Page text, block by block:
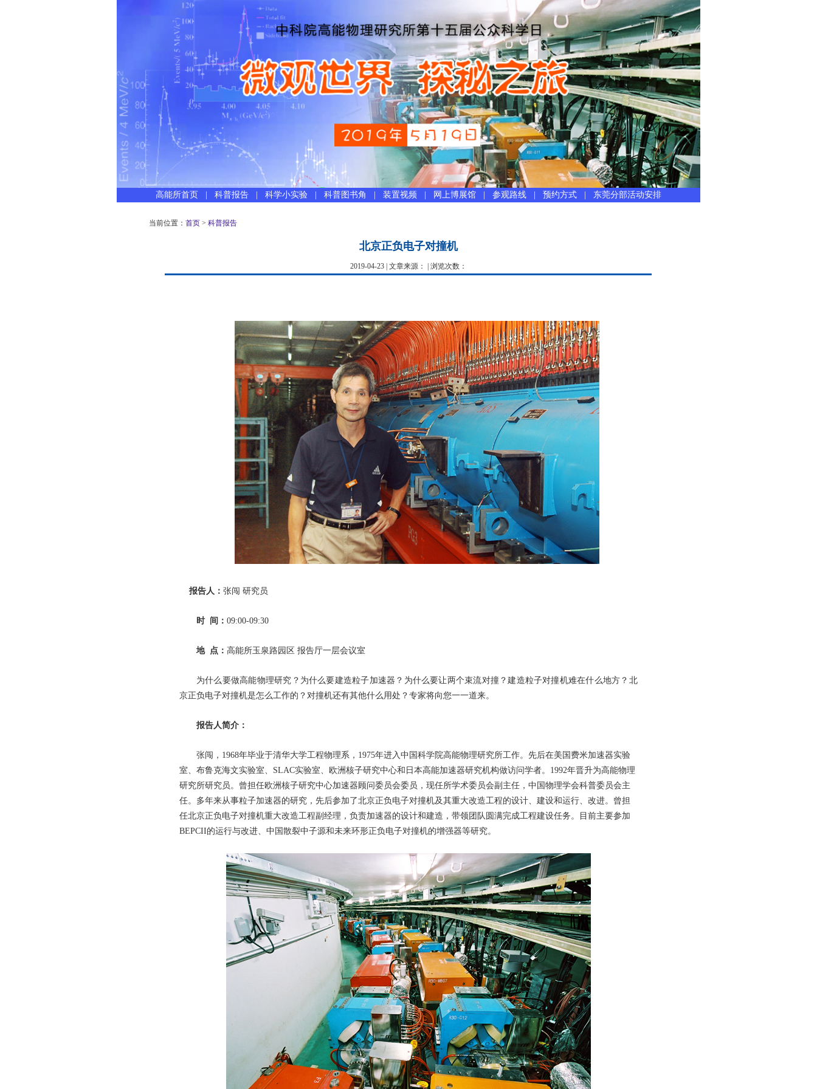
高能所首页 科普报告 科学小实验 科普图书角 装置视频 网上博展馆 参观路线 预约方式 东莞分部活动安排
当前位置： 首页 > 科普报告
北京正负电子对撞机
2019-04-23 | 文章来源： | 浏览次数：
报告人： 张闯 研究员
时 间： 09:00-09:30
地 点： 高能所玉泉路园区 报告厅一层会议室
为什么要做高能物理研究？为什么要建造粒子加速器？为什么要让两个束流对撞？建造粒子对撞机难在什么地方？北
京正负电子对撞机是怎么工作的？对撞机还有其他什么用处？专家将向您一一道来。
报告人简介：
张闯，1968年毕业于清华大学工程物理系，1975年进入中国科学院高能物理研究所工作。先后在美国费米加速器实验
室、布鲁克海文实验室、SLAC实验室、欧洲核子研究中心和日本高能加速器研究机构做访问学者。1992年晋升为高能物理
研究所研究员。曾担任欧洲核子研究中心加速器顾问委员会委员，现任所学术委员会副主任，中国物理学会科普委员会主
任。多年来从事粒子加速器的研究，先后参加了北京正负电子对撞机及其重大改造工程的设计、建设和运行、改进。曾担
任北京正负电子对撞机重大改造工程副经理，负责加速器的设计和建造，带领团队圆满完成工程建设任务。目前主要参加
BEPCII的运行与改进、中国散裂中子源和未来环形正负电子对撞机的增强器等研究。